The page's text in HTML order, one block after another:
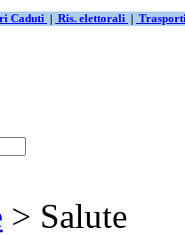
Caduti | Ris. elettorali |
> Salute